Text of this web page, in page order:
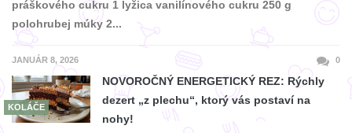
práškového cukru 1 lyžica vanilínového cukru 250 g
polohrubej múky 2...
JANUÁR 8, 2026 0
KOLÁČE
NOVOROČNÝ ENERGETICKÝ REZ: Rýchly
dezert „z plechu“, ktorý vás postaví na
nohy!